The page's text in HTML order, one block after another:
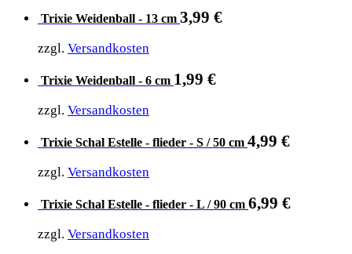
Trixie Weidenball - 13 cm 3,99 €
zzgl. Versandkosten
Trixie Weidenball - 6 cm 1,99 €
zzgl. Versandkosten
Trixie Schal Estelle - flieder - S / 50 cm 4,99 €
zzgl. Versandkosten
Trixie Schal Estelle - flieder - L / 90 cm 6,99 €
zzgl. Versandkosten